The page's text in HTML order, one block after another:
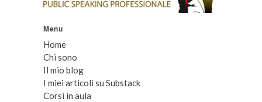
Menu
Home
Chi sono
Il mio blog
I miei articoli su Substack
Corsi in aula